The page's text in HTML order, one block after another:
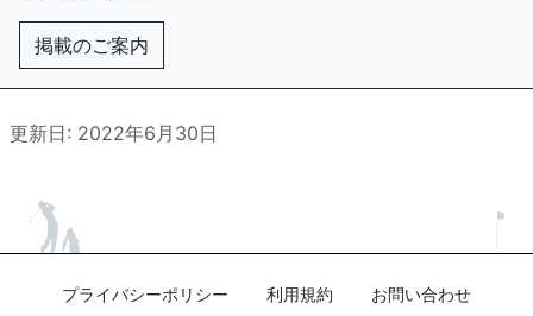
掲載のご案内
更新日: 2022年6月30日
プライバシーポリシー 利用規約 お問い合わせ